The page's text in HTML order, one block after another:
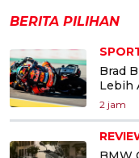
BERITA PILIHAN
Brad
Lebih
2 jam